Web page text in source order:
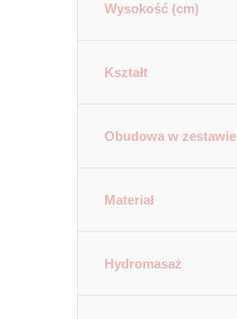
Wysokość (cm)
Kształt
Obudowa w zestawie
Materiał
Hydromasaż